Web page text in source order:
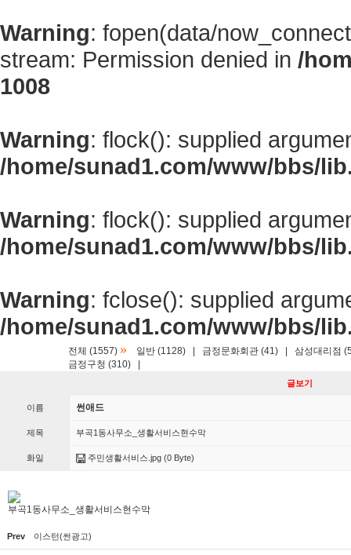
Warning: fopen(data/
stream: Permission denied in /
1008
Warning: flock(): supplied
/home/sunad1.com/www/bbs/
Warning: flock(): supplied
/home/sunad1.com/www/bbs/
Warning: fclose(): supplied
/home/sunad1.com/www/bbs/
전체 (1557) » 일반 (1128) 금정문화회관 (41)
삼성대리점
금정구청 (310)
글보기
이름 썬애드
제목 부곡1동사무소_생활서비스현수막
화일 주민생활서비스.jpg (0 Byte)
부곡1동사무소_생활서비스현수막
Prev 이스턴(썬광고)